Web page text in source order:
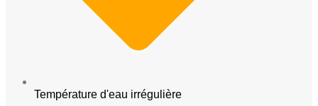
Température d'eau irrégulière